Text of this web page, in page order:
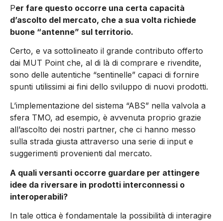
Per fare questo occorre una certa capacità
d’ascolto del mercato, che a sua volta richiede
buone “antenne” sul territorio.
Certo, e va sottolineato il grande contributo offerto
dai MUT Point che, al di là di comprare e rivendite,
sono delle autentiche “sentinelle” capaci di fornire
spunti utilissimi ai fini dello sviluppo di nuovi prodotti.
L’implementazione del sistema “ABS” nella valvola a
sfera TMO, ad esempio, è avvenuta proprio grazie
all’ascolto dei nostri partner, che ci hanno messo
sulla strada giusta attraverso una serie di input e
suggerimenti provenienti dal mercato.
A quali versanti occorre guardare per attingere
idee da riversare in prodotti interconnessi o
interoperabili?
In tale ottica è fondamentale la possibilità di interagire